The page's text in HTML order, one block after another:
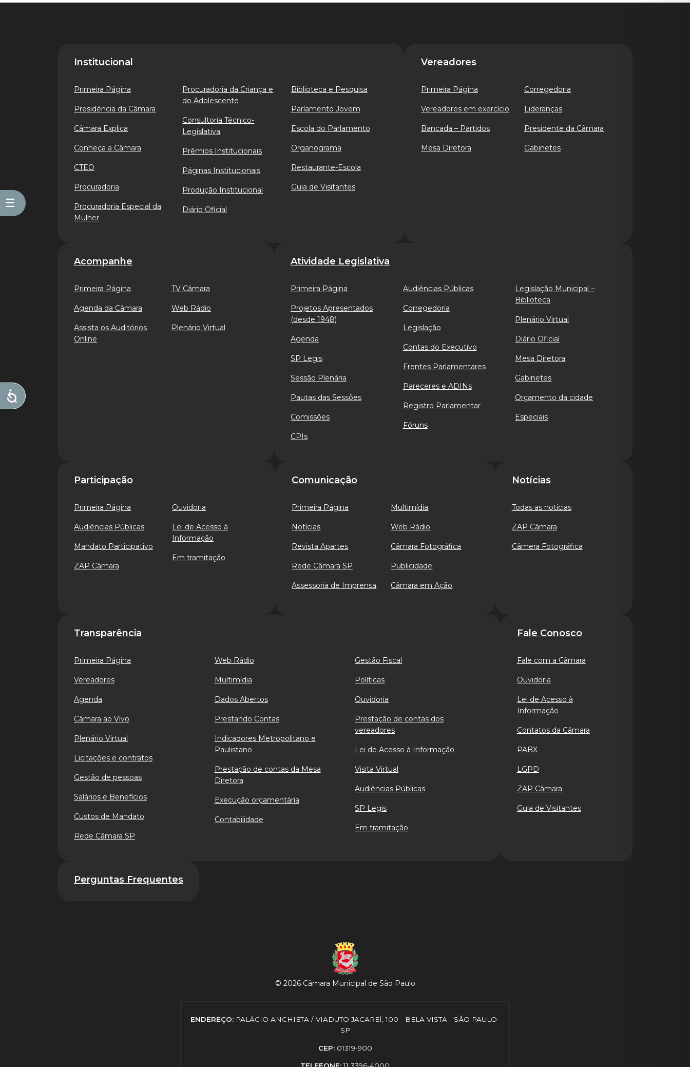
☰
Institucional
Primeira Página
Presidência da Câmara
Câmara Explica
Conheça a Câmara
CTEO
Procuradoria
Procuradoria Especial da
Mulher
Procuradoria da Criança e
do Adolescente
Consultoria Técnico-
Legislativa
Prêmios Institucionais
Páginas Institucionais
Produção Institucional
Diário Oficial
Biblioteca e Pesquisa
Parlamento Jovem
Escola do Parlamento
Organograma
Restaurante-Escola
Guia de Visitantes
Vereadores
Primeira Página
Vereadores em exercício
Bancada – Partidos
Mesa Diretora
Corregedoria
Lideranças
Presidente da Câmara
Gabinetes
Acompanhe
Primeira Página
Agenda da Câmara
Assista os Auditórios
Online
TV Câmara
Web Rádio
Plenário Virtual
Atividade Legislativa
Primeira Página
Projetos Apresentados
(desde 1948)
Agenda
SP Legis
Sessão Plenária
Pautas das Sessões
Comissões
CPIs
Audiências Públicas
Corregedoria
Legislação
Contas do Executivo
Frentes Parlamentares
Pareceres e ADINs
Registro Parlamentar
Fóruns
Legislação Municipal –
Biblioteca
Plenário Virtual
Diário Oficial
Mesa Diretora
Gabinetes
Orçamento da cidade
Especiais
Participação
Primeira Página
Audiências Públicas
Mandato Participativo
ZAP Câmara
Ouvidoria
Lei de Acesso à
Informação
Em tramitação
Comunicação
Primeira Página
Notícias
Revista Apartes
Rede Câmara SP
Assessoria de Imprensa
Multimídia
Web Rádio
Câmara Fotográfica
Publicidade
Câmara em Ação
Notícias
Todas as notícias
ZAP Câmara
Câmera Fotográfica
Transparência
Primeira Página
Vereadores
Agenda
Câmara ao Vivo
Plenário Virtual
Licitações e contratos
Gestão de pessoas
Salários e Benefícios
Custos de Mandato
Rede Câmara SP
Web Rádio
Multimídia
Dados Abertos
Prestando Contas
Indicadores Metropolitano e
Paulistano
Prestação de contas da Mesa
Diretora
Execução orçamentária
Contabilidade
Gestão Fiscal
Políticas
Ouvidoria
Prestação de contas dos
vereadores
Lei de Acesso à Informação
Visita Virtual
Audiências Públicas
SP Legis
Em tramitação
Fale Conosco
Fale com a Câmara
Ouvidoria
Lei de Acesso à
Informação
Contatos da Câmara
PABX
LGPD
ZAP Câmara
Guia de Visitantes
Perguntas Frequentes
© 2026 Câmara Municipal de São Paulo
ENDEREÇO: PALÁCIO ANCHIETA / VIADUTO JACAREÍ, 100 - BELA VISTA - SÃO PAULO-
SP
CEP: 01319-900